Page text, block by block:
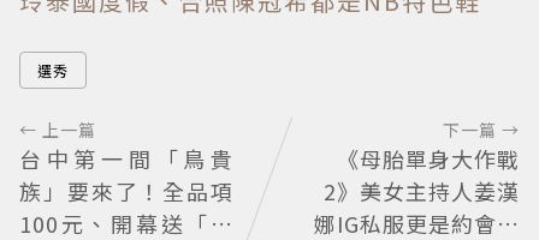
選秀
← 上一篇
台中第一間「鳥貴
族」要來了！全品項
100元、開幕送「酥
下一篇 →
《母胎單身大作戰
2》美女主持人姜漢
娜IG私服更是約會範